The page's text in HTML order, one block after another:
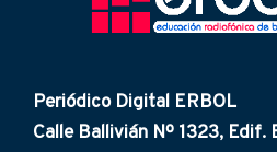
Periódico Digital ERBOL
Calle Ballivián Nº 1323, Edif.